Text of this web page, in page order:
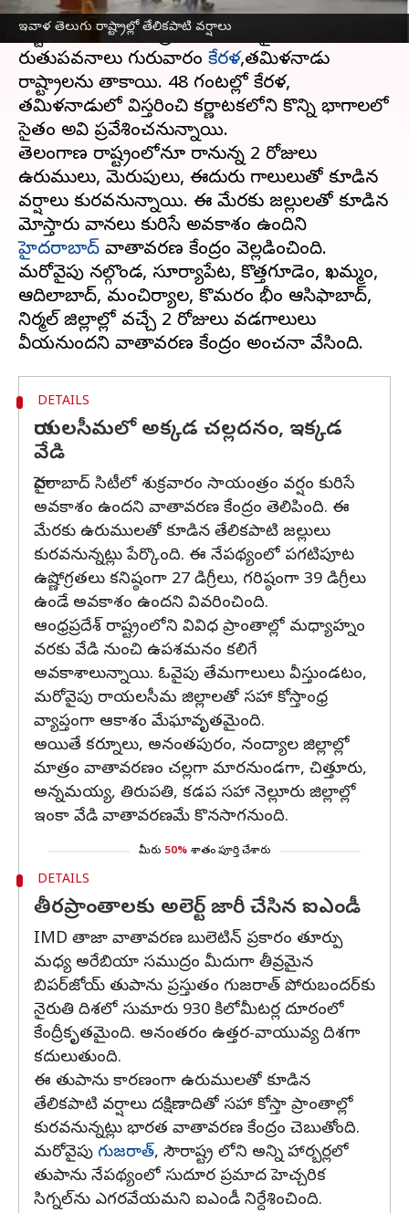
ఇవాళ తెలుగు రాష్ట్రాల్లో తేలికపాటి వర్షాలు
ఐఎండీ తీపి కబురు చెప్పింది.నైరుతి రుతుపవనాలు
ఎట్టకేలకు దేశంలోకి ప్రవేశించాయి. నైరుతి
రుతుపవనాలు గురువారం కేరళ,తమిళనాడు
రాష్ట్రాలను తాకాయి. 48 గంటల్లో కేరళ,
తమిళనాడులో విస్తరించి కర్ణాటకలోని కొన్ని భాగాలలో
సైతం అవి ప్రవేశించనున్నాయి.
తెలంగాణ రాష్ట్రంలోనూ రానున్న 2 రోజులు
ఉరుములు, మెరుపులు, ఈదురు గాలులుతో కూడిన
వర్షాలు కురవనున్నాయి. ఈ మేరకు జల్లులతో కూడిన
మోస్తారు వానలు కురిసే అవకాశం ఉందిని
హైదరాబాద్ వాతావరణ కేంద్రం వెల్లడించింది.
మరోవైపు నల్గొండ, సూర్యాపేట, కొత్తగూడెం, ఖమ్మం,
ఆదిలాబాద్, మంచిర్యాల, కొమరం భీం ఆసిఫాబాద్,
నిర్మల్ జిల్లాల్లో వచ్చే 2 రోజులు వడగాలులు
DETAILS
రాయలసీమలో అక్కడ చల్లదనం, ఇక్కడ
వేడి
హైదరాబాద్ సిటీలో శుక్రవారం సాయంత్రం వర్షం కురిసే
అవకాశం ఉందని వాతావరణ కేంద్రం తెలిపింది. ఈ
మేరకు ఉరుములతో కూడిన తేలికపాటి జల్లులు
కురవనున్నట్లు పేర్కొంది. ఈ నేపథ్యంలో పగటిపూట
ఉష్ణోగ్రతలు కనిష్ఠంగా 27 డిగ్రీలు, గరిష్ఠంగా 39 డిగ్రీలు
ఉండే అవకాశం ఉందని వివరించింది.
ఆంధ్రప్రదేశ్ రాష్ట్రంలోని వివిధ ప్రాంతాల్లో మధ్యాహ్నం
వరకు వేడి నుంచి ఉపశమనం కలిగే
అవకాశాలున్నాయి. ఓవైపు తేమగాలులు వీస్తుండటం,
మరోవైపు రాయలసీమ జిల్లాలతో సహా కోస్తాంధ్ర
వ్యాప్తంగా ఆకాశం మేఘావృతమైంది.
అయితే కర్నూలు, అనంతపురం, నంద్యాల జిల్లాల్లో
మాత్రం వాతావరణం చల్లగా మారనుండగా, చిత్తూరు,
అన్నమయ్య, తిరుపతి, కడప సహా నెల్లూరు జిల్లాల్లో
ఇంకా వేడి వాతావరణమే కొనసాగనుంది.
మీరు 50% శాతం పూర్తి చేశారు
DETAILS
తీరప్రాంతాలకు అలెర్ట్ జారీ చేసిన ఐఎండీ
IMD తాజా వాతావరణ బులెటిన్ ప్రకారం తూర్పు
మధ్య అరేబియా సముద్రం మీదుగా తీవ్రమైన
బిపర్‌జోయ్ తుపాను ప్రస్తుతం గుజరాత్ పోరుబందర్‌కు
నైరుతి దిశలో సుమారు 930 కిలోమీటర్ల దూరంలో
కేంద్రీకృతమైంది. అనంతరం ఉత్తర-వాయువ్య దిశగా
కదులుతుంది.
ఈ తుపాను కారణంగా ఉరుములతో కూడిన
తేలికపాటి వర్షాలు దక్షిణాదితో సహా కోస్తా ప్రాంతాల్లో
కురవనున్నట్లు భారత వాతావరణ కేంద్రం చెబుతోంది.
మరోవైపు గుజరాత్, సౌరాష్ట్ర లోని అన్ని హార్బర్లలో
తుపాను నేపథ్యంలో సుదూర ప్రమాద హెచ్చరిక
సిగ్నల్‌ను ఎగరవేయమని ఐఎండీ నిర్దేశించింది.